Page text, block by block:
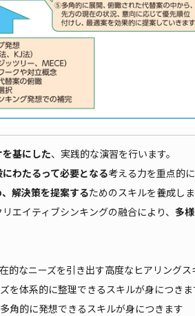
基にした、実践的な演習を行います。
わたるって必要となる考える力を重点的に
解決策を提案するためのスキルを養成しま
エイティブシンキングの融合により、 多
的なニーズを引き出す高度なヒアリング
を体系的に整理できるスキルが身につきま
角的に発想できるスキルが身につきます